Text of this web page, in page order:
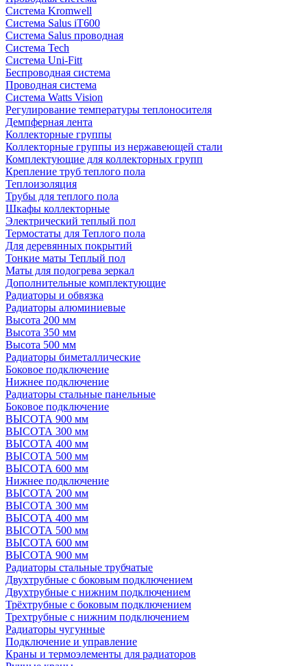
Система Kromwell
Система Salus iT600
Система Salus проводная
Система Tech
Система Uni-Fitt
Беспроводная система
Проводная система
Система Watts Vision
Регулирование температуры теплоносителя
Демпферная лента
Коллекторные группы
Коллекторные группы из нержавеющей стали
Комплектующие для коллекторных групп
Крепление труб теплого пола
Теплоизоляция
Трубы для теплого пола
Шкафы коллекторные
Электрический теплый пол
Термостаты для Теплого пола
Для деревянных покрытий
Тонкие маты Теплый пол
Маты для подогрева зеркал
Дополнительные комплектующие
Радиаторы и обвязка
Радиаторы алюминиевые
Высота 200 мм
Высота 350 мм
Высота 500 мм
Радиаторы биметаллические
Боковое подключение
Нижнее подключение
Радиаторы стальные панельные
Боковое подключение
ВЫСОТА 900 мм
ВЫСОТА 300 мм
ВЫСОТА 400 мм
ВЫСОТА 500 мм
ВЫСОТА 600 мм
Нижнее подключение
ВЫСОТА 200 мм
ВЫСОТА 300 мм
ВЫСОТА 400 мм
ВЫСОТА 500 мм
ВЫСОТА 600 мм
ВЫСОТА 900 мм
Радиаторы стальные трубчатые
Двухтрубные с боковым подключением
Двухтрубные с нижним подключением
Трёхтрубные с боковым подключением
Трехтрубные с нижним подключением
Радиаторы чугунные
Подключение и управление
Краны и термоэлементы для радиаторов